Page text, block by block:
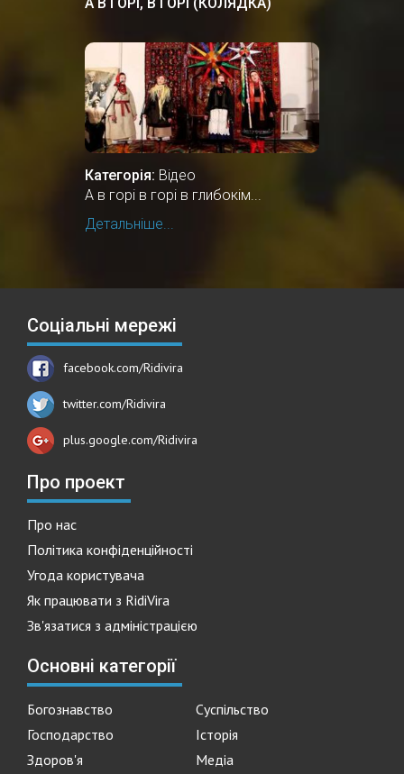
Категорія: Відео
А в горі в горі в глибокім...
Детальніше...
Соціальні мережі
facebook.com/Ridivira
twitter.com/Ridivira
plus.google.com/Ridivira
Про проект
Про нас
Політика конфіденційності
Угода користувача
Як працювати з RidiVira
Зв'язатися з адміністрацією
Основні категорії
Богознавство
Суспільство
Господарство
Історія
Здоров'я
Медіа